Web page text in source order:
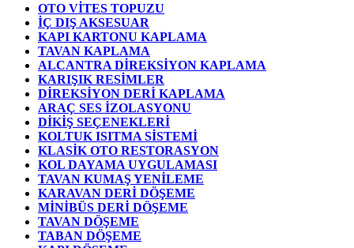
OTO VİTES TOPUZU
İÇ DIŞ AKSESUAR
KAPI KARTONU KAPLAMA
TAVAN KAPLAMA
ALCANTRA DİREKSİYON KAPLAMA
KARIŞIK RESİMLER
DİREKSİYON DERİ KAPLAMA
ARAÇ SES İZOLASYONU
DİKİŞ SEÇENEKLERİ
KOLTUK ISITMA SİSTEMİ
KLASİK OTO RESTORASYON
KOL DAYAMA UYGULAMASI
TAVAN KUMAŞ YENİLEME
KARAVAN DERİ DÖŞEME
MİNİBÜS DERİ DÖŞEME
TAVAN DÖŞEME
TABAN DÖŞEME